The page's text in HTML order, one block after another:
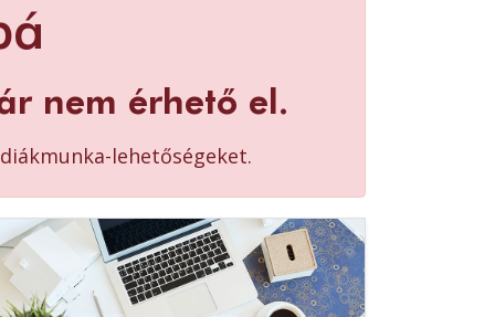
nem érhető el.
lehetőségeket.